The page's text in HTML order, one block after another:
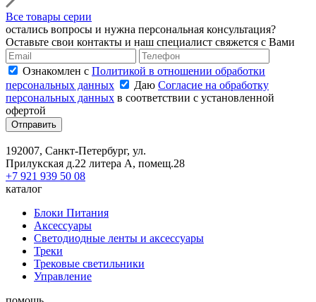
Все товары серии
остались вопросы и нужна персональная консультация?
Оставьте свои контакты и наш специалист свяжется с Вами
Ознакомлен с Политикой в отношении обработки
персональных данных
Даю Согласие на обработку
персональных данных в соответствии с установленной
офертой
Отправить
192007, Санкт-Петербург, ул.
Прилукская д.22 литера А, помещ.28
+7 921 939 50 08
каталог
Блоки Питания
Аксессуары
Светодиодные ленты и аксессуары
Треки
Трековые светильники
Управление